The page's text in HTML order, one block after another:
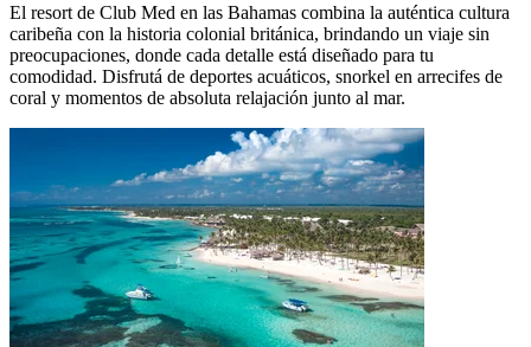
El resort de Club Med en las Bahamas combina la auténtica cultura
caribeña con la historia colonial británica, brindando un viaje sin
preocupaciones, donde cada detalle está diseñado para tu
comodidad. Disfrutá de deportes acuáticos, snorkel en arrecifes de
coral y momentos de absoluta relajación junto al mar.